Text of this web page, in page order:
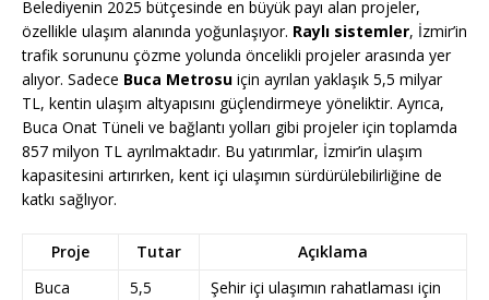
Belediyenin 2025 bütçesinde en büyük payı alan projeler,
özellikle ulaşım alanında yoğunlaşıyor. Raylı sistemler, İzmir’in
trafik sorununu çözme yolunda öncelikli projeler arasında yer
alıyor. Sadece Buca Metrosu için ayrılan yaklaşık 5,5 milyar
TL, kentin ulaşım altyapısını güçlendirmeye yöneliktir. Ayrıca,
Buca Onat Tüneli ve bağlantı yolları gibi projeler için toplamda
857 milyon TL ayrılmaktadır. Bu yatırımlar, İzmir’in ulaşım
kapasitesini artırırken, kent içi ulaşımın sürdürülebilirliğine de
katkı sağlıyor.
Proje Tutar
Açıklama
Buca
5,5
Şehir içi ulaşımın rahatlaması için